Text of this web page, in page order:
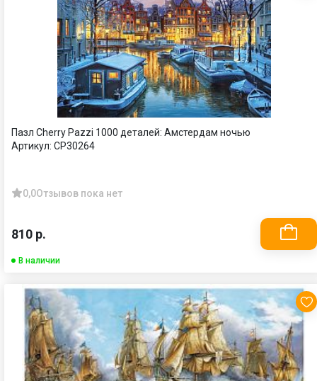
Пазл Cherry Pazzi 1000 деталей: Амстердам ночью
Артикул: CP30264
0,0Отзывов пока нет
810 р.
В наличии